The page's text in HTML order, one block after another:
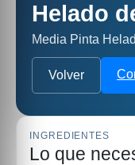
Helado
Media Pinta
Volver
INGREDIENTES
Lo que